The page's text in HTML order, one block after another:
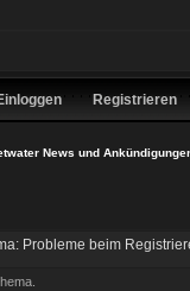
Registrieren
News und
Probleme beim